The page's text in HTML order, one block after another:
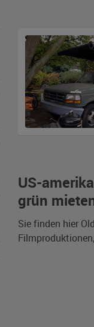
US-
grün
Sie finden hier